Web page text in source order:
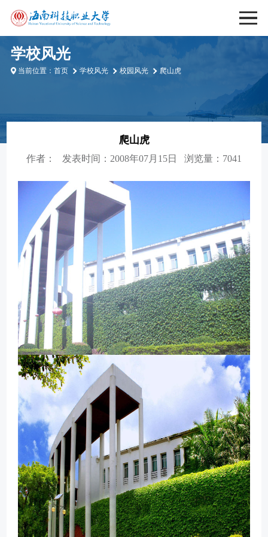
学校风光
当前位置：首页 学校风光 校园风光 爬山虎
爬山虎
作者： 发表时间：2008年07月15日 浏览量：7041